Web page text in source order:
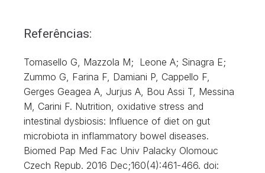
Referências:
Tomasello G, Mazzola M; Leone A; Sinagra E;
Zummo G, Farina F, Damiani P, Cappello F,
Gerges Geagea A, Jurjus A, Bou Assi T, Messina
M, Carini F. Nutrition, oxidative stress and
intestinal dysbiosis: Influence of diet on gut
microbiota in inflammatory bowel diseases.
Biomed Pap Med Fac Univ Palacky Olomouc
Czech Repub. 2016 Dec;160(4):461-466. doi: